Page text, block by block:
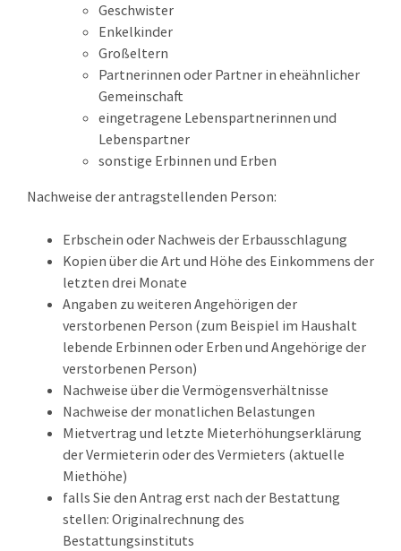
Geschwister
Enkelkinder
Großeltern
Partnerinnen oder Partner in eheähnlicher
Gemeinschaft
eingetragene Lebenspartnerinnen und
Lebenspartner
sonstige Erbinnen und Erben
Nachweise der antragstellenden Person:
Erbschein oder Nachweis der Erbausschlagung
Kopien über die Art und Höhe des Einkommens der
letzten drei Monate
Angaben zu weiteren Angehörigen der
verstorbenen Person (zum Beispiel im Haushalt
lebende Erbinnen oder Erben und Angehörige der
verstorbenen Person)
Nachweise über die Vermögensverhältnisse
Nachweise der monatlichen Belastungen
Mietvertrag und letzte Mieterhöhungserklärung
der Vermieterin oder des Vermieters (aktuelle
Miethöhe)
falls Sie den Antrag erst nach der Bestattung
stellen: Originalrechnung des
Bestattungsinstituts